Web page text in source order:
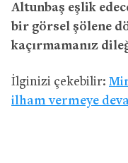
Altunbaş eşlik
bir görsel şölene
kaçırmamanız
İlginizi çekebilir:
ilham vermeye